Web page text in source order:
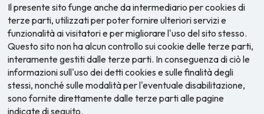
Il presente sito funge anche da intermediario per cookies di
terze parti, utilizzati per poter fornire ulteriori servizi e
funzionalità ai visitatori e per migliorare l'uso del sito stesso.
Questo sito non ha alcun controllo sui cookie delle terze parti,
interamente gestiti dalle terze parti. In conseguenza di ciò le
informazioni sull'uso dei detti cookies e sulle finalità degli
stessi, nonché sulle modalità per l'eventuale disabilitazione,
sono fornite direttamente dalle terze parti alle pagine
indicate di seguito.